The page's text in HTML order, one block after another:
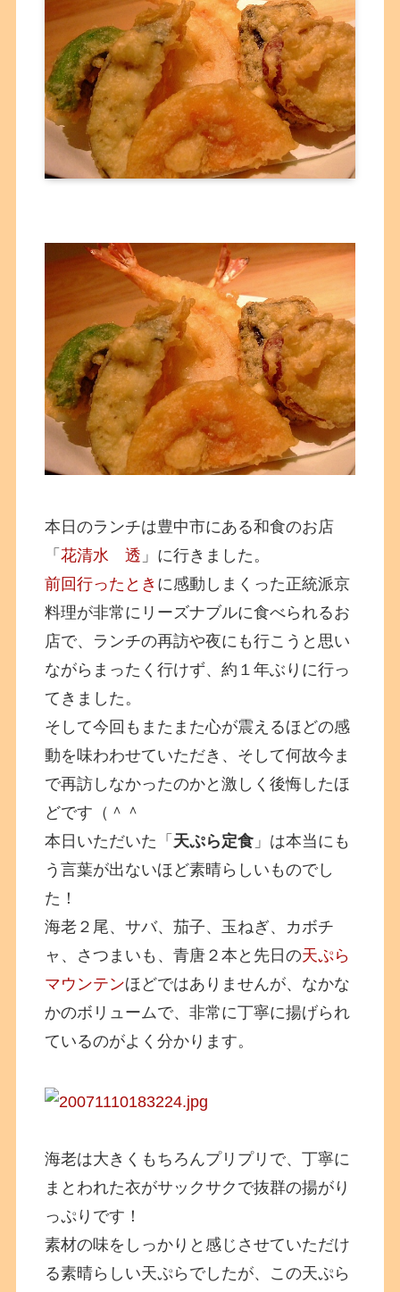
本日のランチは豊中市にある和食のお店
「花清水 透 」に行きました。
前回行ったとき に感動しまくった正統派京
料理が非常にリーズナブルに食べられるお
店で、ランチの再訪や夜にも行こうと思い
ながらまったく行けず、約１年ぶりに行っ
てきました。
そして今回もまたまた心が震えるほどの感
動を味わわせていただき、そして何故今ま
で再訪しなかったのかと激しく後悔したほ
どです（＾＾
本日いただいた「 天ぷら定食 」は本当にも
う言葉が出ないほど素晴らしいものでし
た！
海老２尾、サバ、茄子、玉ねぎ、カボチ
ャ、さつまいも、青唐２本と先日の天ぷら
マウンテンほどではありませんが、なかな
かのボリュームで、非常に丁寧に揚げられ
ているのがよく分かります。
海老は大きくもちろんプリプリで、丁寧に
まとわれた衣がサックサクで抜群の揚がり
っぷりです！
素材の味をしっかりと感じさせていただけ
る素晴らしい天ぷらでしたが、この天ぷら